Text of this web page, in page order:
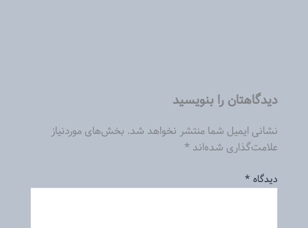
دیدگاهتان را بنویسید
نشانی ایمیل شما منتشر نخواهد شد. بخش‌های موردنیاز
علامت‌گذاری شده‌اند*
دیدگاه *